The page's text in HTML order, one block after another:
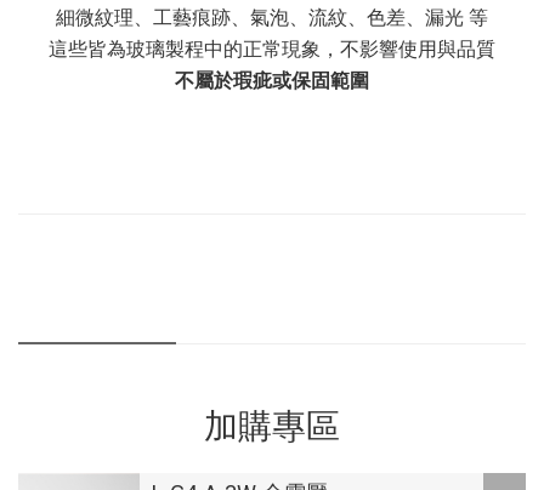
細微紋理、工藝痕跡、氣泡、流紋、色差、漏光 等
這些皆為玻璃製程中的正常現象，不影響使用與品質
不屬於瑕疵或保固範圍
加購專區